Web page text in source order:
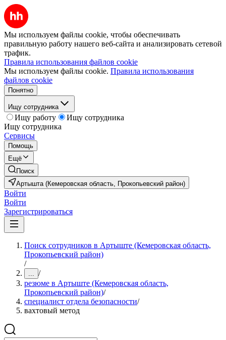
Мы используем файлы cookie, чтобы обеспечивать
правильную работу нашего веб-сайта и анализировать сетевой
трафик.
Правила использования файлов cookie
Мы используем файлы cookie. Правила использования
файлов cookie
Понятно
Ищу сотрудника
Ищу работу
Ищу сотрудника
Ищу сотрудника
Сервисы
Помощь
Ещё
Поиск
Артышта (Кемеровская область, Прокопьевский район)
Войти
Войти
Зарегистрироваться
Поиск сотрудников в Артыште (Кемеровская область,
Прокопьевский район)
/
... /
резюме в Артыште (Кемеровская область,
Прокопьевский район)/
специалист отдела безопасности/
вахтовый метод